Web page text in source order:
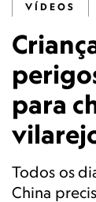
VÍDEOS
para
Todos os
China